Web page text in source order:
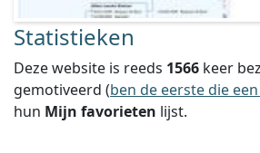
Statistieken
Deze website is reeds 1566 keer
gemotiveerd (ben de eerste die
hun Mijn favorieten lijst.